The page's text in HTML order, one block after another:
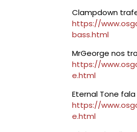
Clampdown
https://
bass.html
MrGeorge nos
https://
e.html
Eternal Tone
https://
e.html